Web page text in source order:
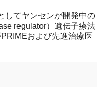
してヤンセンが開発中の
regulator）遺伝子療法
および先進治療医